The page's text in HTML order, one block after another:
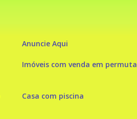
Anuncie Aqui
Imóveis com venda em permuta
Casa com piscina